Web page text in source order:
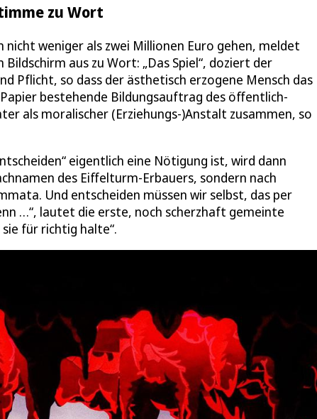
zu Wort
weniger als zwei Millionen Euro gehen, meldet
Bildschirm aus zu Wort: „Das Spiel“, doziert der
Pflicht, so dass der ästhetisch erzogene Mensch das
bestehende Bildungsauftrag des öffentlich-
als moralischer (Erziehungs-)Anstalt zusammen, so
eigentlich eine Nötigung ist, wird dann
des Eiffelturm-Erbauers, sondern nach
Und entscheiden müssen wir selbst, das per
…“, lautet die erste, noch scherzhaft gemeinte
für richtig halte“.